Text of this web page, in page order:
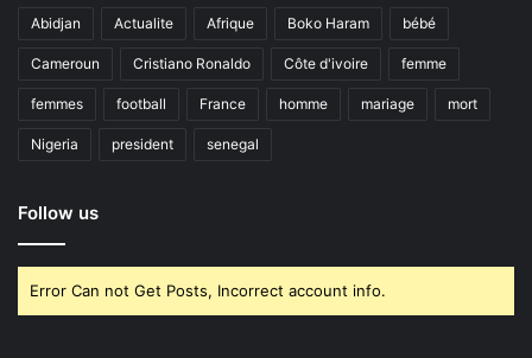
Abidjan Actualite Afrique Boko Haram bébé
Cameroun Cristiano Ronaldo Côte d'ivoire femme
femmes football France homme mariage mort
Nigeria president senegal
Follow us
Error Can not Get Posts, Incorrect account info.